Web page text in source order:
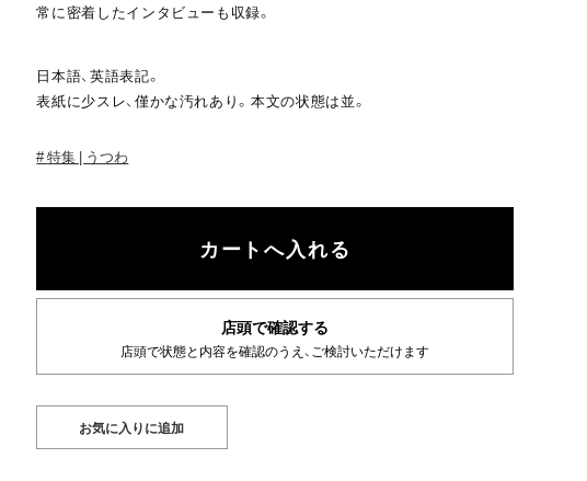
常に密着したインタビューも収録。
日本語、英語表記。
表紙に少スレ、僅かな汚れあり。本文の状態は並。
特集 | うつわ
店頭で確認する
店頭で状態と内容を確認のうえ、ご検討いただけます